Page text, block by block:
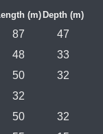
(m) Depth (m)
87
47
48
33
50
32
32
50
32